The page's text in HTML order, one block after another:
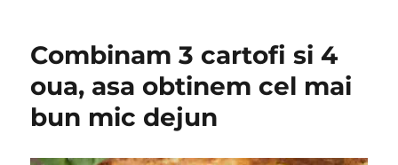
Combinam 3 cartofi si 4
oua, asa obtinem cel mai
bun mic dejun